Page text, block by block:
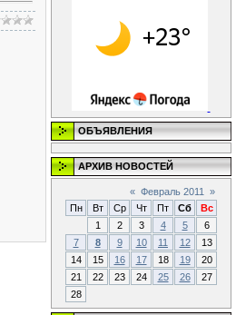
ОБЪЯВЛЕНИЯ
АРХИВ НОВОСТЕЙ
« Февраль 2011
»
Пн
Вт Ср Чт Пт Сб
Вс
1
2 3 4 5
6
7
8 9 10 11 12
13
14
15 16 17 18 19
20
21
22 23 24 25 26
27
28